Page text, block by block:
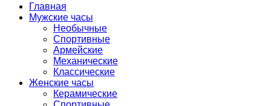
Главная
Мужские часы
Необычные
Спортивные
Армейские
Механические
Классические
Женские часы
Керамические